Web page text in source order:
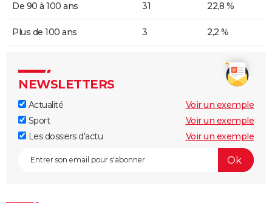
De 90 à 100 ans 31 22,8 %
Plus de 100 ans 3 2,2 %
NEWSLETTERS
Actualité
Voir un exemple
Sport
Voir un exemple
Les dossiers d'actu
Voir un exemple